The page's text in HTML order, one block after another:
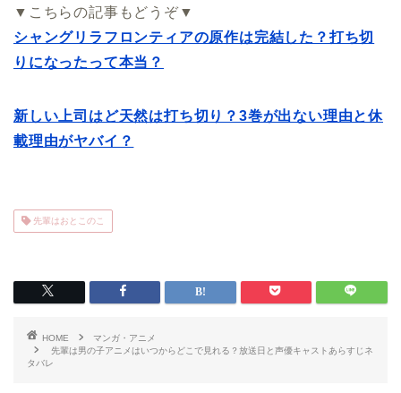
▼こちらの記事もどうぞ▼
シャングリラフロンティアの原作は完結した？打ち切
りになったって本当？
新しい上司はど天然は打ち切り？3巻が出ない理由と休
載理由がヤバイ？
先輩はおとこのこ
HOME
マンガ・アニメ
先輩は男の子アニメはいつからどこで見れる？放送日と声優キャストあらすじネ
タバレ